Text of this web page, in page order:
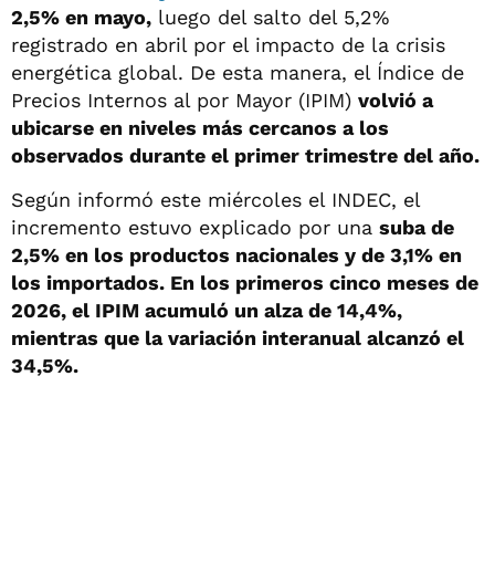
2,5% en mayo, luego del salto del 5,2%
registrado en abril por el impacto de la crisis
energética global. De esta manera, el Índice de
Precios Internos al por Mayor (IPIM) volvió a
ubicarse en niveles más cercanos a los
observados durante el primer trimestre del año.
Según informó este miércoles el INDEC, el
incremento estuvo explicado por una suba de
2,5% en los productos nacionales y de 3,1% en
los importados. En los primeros cinco meses de
2026, el IPIM acumuló un alza de 14,4%,
mientras que la variación interanual alcanzó el
34,5%.